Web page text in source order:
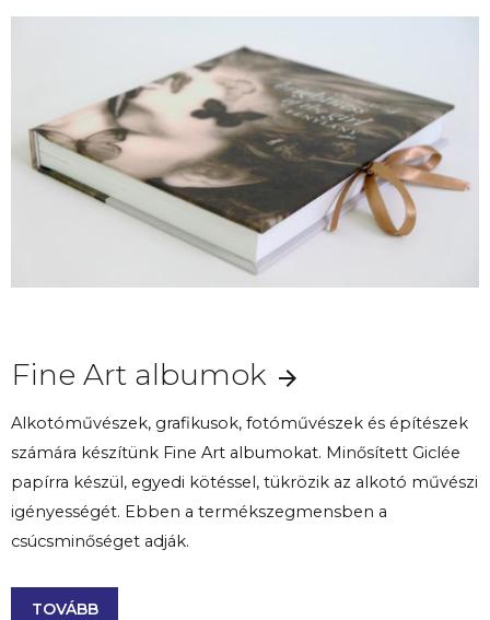
Fine Art albumok
Alkotóművészek, grafikusok, fotóművészek és építészek
számára készítünk Fine Art albumokat. Minősített Giclée
papírra készül, egyedi kötéssel, tükrözik az alkotó művészi
igényességét. Ebben a termékszegmensben a
csúcsminőséget adják.
TOVÁBB